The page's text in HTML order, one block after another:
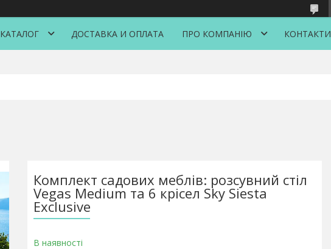
КАТАЛОГ ДОСТАВКА И ОПЛАТА ПРО КОМПАНІЮ КОНТАКТИ
Комплект садових меблів: розсувний стіл
Vegas Medium та 6 крісел Sky Siesta
Exclusive
В наявності